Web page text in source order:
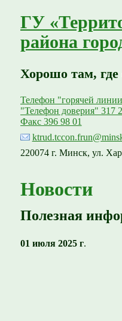
ГУ
района
Хорошо там,
Телефон "горячей
"Телефон доверия" 317
Факс 396 98 01
220074 г. Минск, ул.
Новости
Полезная
01 июля 2025 г.